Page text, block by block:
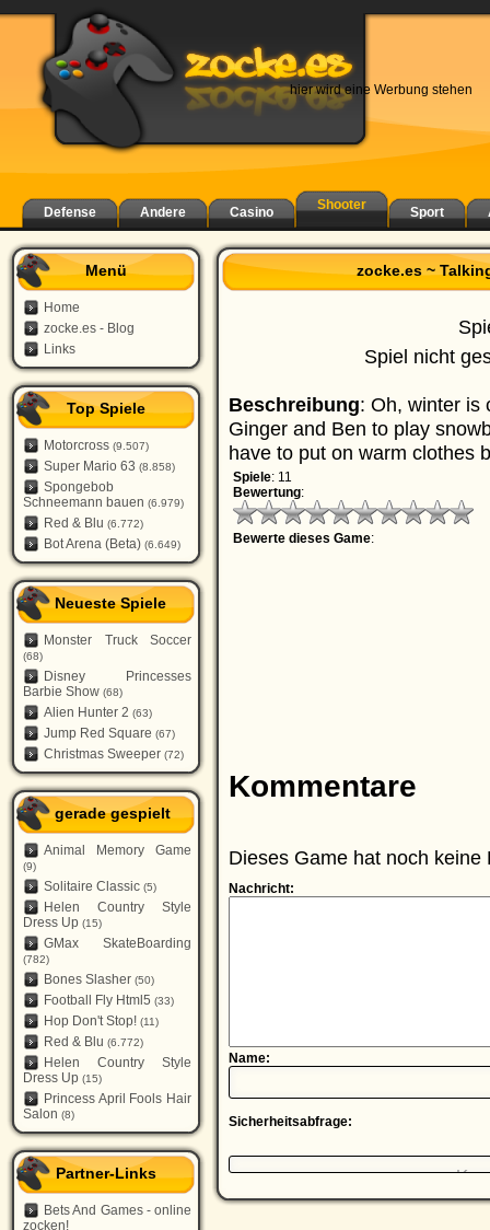
hier wird eine Werbung stehen
Defense Andere Casino Shooter Sport
Menü
Home
zocke.es - Blog
Links
Top Spiele
Motorcross (9.507)
Super Mario 63 (8.858)
Spongebob
Schneemann bauen (6.979)
Red & Blu (6.772)
Bot Arena (Beta) (6.649)
Neueste Spiele
Monster Truck Soccer
(68)
Disney Princesses
Barbie Show (68)
Alien Hunter 2 (63)
Jump Red Square (67)
Christmas Sweeper (72)
gerade gespielt
Animal Memory Game
(9)
Solitaire Classic (5)
Helen Country Style
Dress Up (15)
GMax SkateBoarding
(782)
Bones Slasher (50)
Football Fly Html5 (33)
Hop Don't Stop! (11)
Red & Blu (6.772)
Helen Country Style
Dress Up (15)
Princess April Fools Hair
Salon (8)
Partner-Links
Bets And Games - online
zocken!
zocke.es ~
Spiel nicht
Beschreibung: Oh, winter is
Ginger and Ben to play
have to put on warm clothes
Spiele: 11
Bewertung:
Bewerte dieses Game:
Kommentare
Dieses Game hat noch
Nachricht:
Name:
Sicherheitsabfrage: